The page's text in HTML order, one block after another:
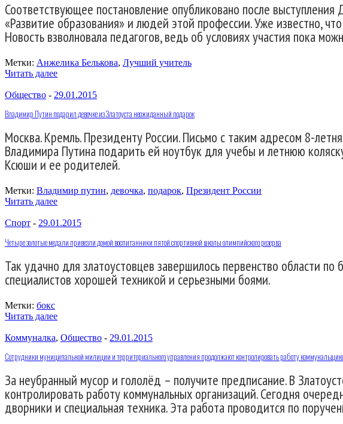
Соответствующее постановление опубликовано после
«Развитие образования» и людей этой профессии. Уже известно,
Новость взволновала педагогов, ведь об условиях участия пока
Метки: Анжелика Белькова, Лучший учитель
Читать далее
Общество - 29.01.2015
Владимир Путин подарил девочке из Златоуста неожиданный подарок
Москва. Кремль. Президенту России. Письмо с таким адресом 8-
Владимира Путина подарить ей ноутбук для учебы и летнюю
Ксюши и ее родителей.
Метки: Владимир путин, девочка, подарок, Президент России
Читать далее
Спорт - 29.01.2015
Четыре золотые медали привезли домой воспитанники пятой спортивной школы олимпийского резерва
Так удачно для златоустовцев завершилось первенство области
специалистов хорошей техникой и серьезными боями.
Метки: бокс
Читать далее
Коммуналка, Общество - 29.01.2015
Сотрудники муниципальной милиции и территориального управления продолжают контролировать работу
За неубранный мусор и гололёд – получите предписание. В
контролировать работу коммунальных организаций. Сегодня
дворники и специальная техника. Эта работа проводится по